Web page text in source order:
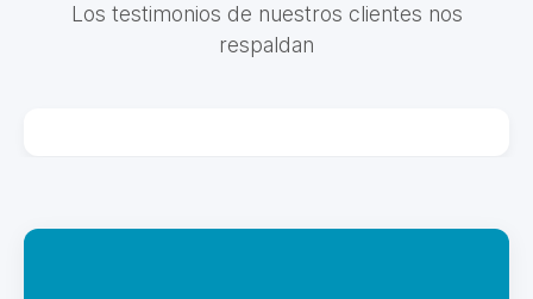
Los testimonios de nuestros clientes nos
respaldan